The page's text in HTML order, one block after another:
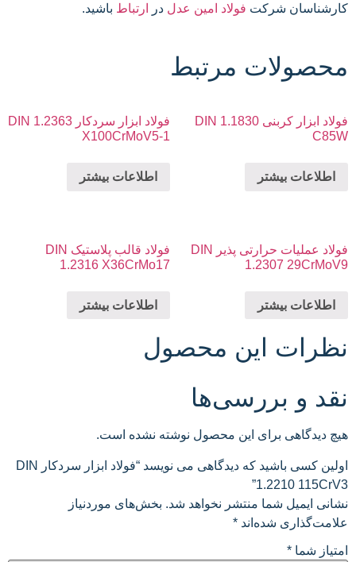
کارشناسان شرکت فولاد امین عدل در ارتباط باشید.
محصولات مرتبط
فولاد ابزار کربنی DIN 1.1830
C85W
اطلاعات بیشتر
فولاد ابزار سردکار DIN 1.2363
X100CrMoV5-1
اطلاعات بیشتر
فولاد عملیات حرارتی پذیر DIN
1.2307 29CrMoV9
اطلاعات بیشتر
فولاد قالب پلاستیک DIN
1.2316 X36CrMo17
اطلاعات بیشتر
نظرات این محصول
نقد و بررسی‌ها
هیچ دیدگاهی برای این محصول نوشته نشده است.
اولین کسی باشید که دیدگاهی می نویسد “فولاد ابزار سردکار DIN
1.2210 115CrV3”
نشانی ایمیل شما منتشر نخواهد شد. بخش‌های موردنیاز
علامت‌گذاری شده‌اند *
امتیاز شما *